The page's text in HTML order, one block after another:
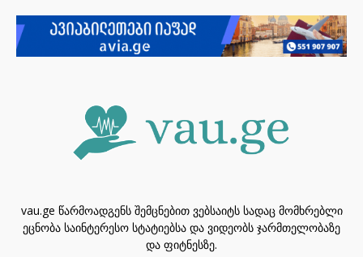
vau.ge წარმოადგენს შემცნებით ვებსაიტს სადაც მომხრებლი
ეცნობა საინტერესო სტატიებსა და ვიდეობს ჯარმთელობაზე
და ფიტნესზე.